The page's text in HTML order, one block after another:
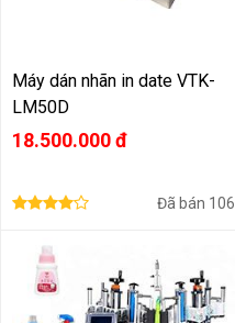
Máy dán nhãn in date VTK-
LM50D
18.500.000 đ
Đã bán 106